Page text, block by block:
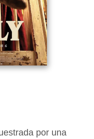
por una